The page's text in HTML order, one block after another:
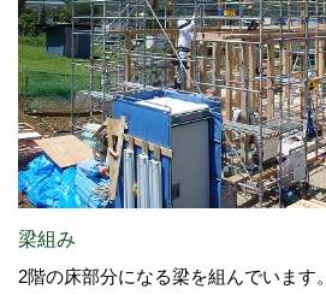
梁組み
2階の床部分になる梁を組んでいます。